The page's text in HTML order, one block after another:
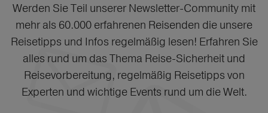
Werden Sie Teil unserer Newsletter-Community mit
mehr als 60.000 erfahrenen Reisenden die unsere
Reisetipps und Infos regelmäßig lesen! Erfahren Sie
alles rund um das Thema Reise-Sicherheit und
Reisevorbereitung, regelmäßig Reisetipps von
Experten und wichtige Events rund um die Welt.